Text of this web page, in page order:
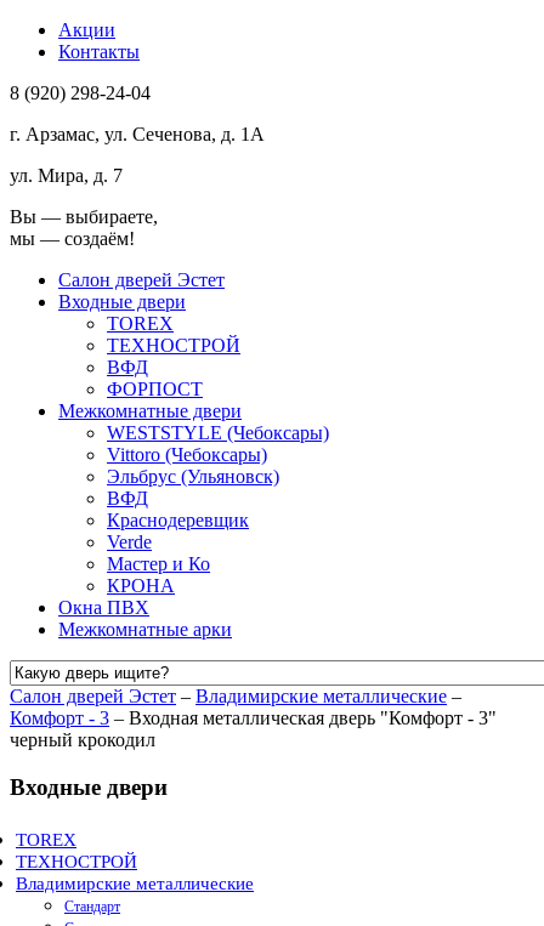
Акции
Контакты
8 (920) 298-24-04
г. Арзамас, ул. Сеченова, д. 1А
ул. Мира, д. 7
Вы ― выбираете,
мы ― создаём!
Салон дверей Эстет
Входные двери
TOREX
ТЕХНОСТРОЙ
ВФД
ФОРПОСТ
Межкомнатные двери
WESTSTYLE (Чебоксары)
Vittoro (Чебоксары)
Эльбрус (Ульяновск)
ВФД
Краснодеревщик
Verde
Мастер и Ко
КРОНА
Окна ПВХ
Межкомнатные арки
Салон дверей Эстет – Владимирские металлические –
Комфорт - 3 – Входная металлическая дверь "Комфорт - 3"
черный крокодил
Входные двери
TOREX
ULTRA M
DELTA
SUPER OMEGA
ТЕХНОСТРОЙ
СЕРИЯ ЭКОНОМ
СЕРИЯ СТАНДАРТ
Владимирские металлические
Стандарт